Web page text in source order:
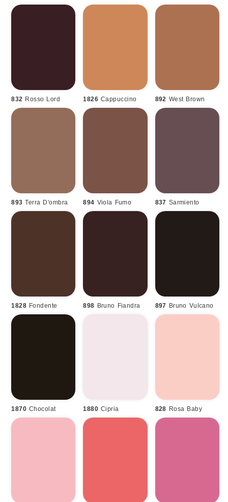
832 Rosso Lord 1826 Cappuccino 892 West Brown
893 Terra D'ombra 894 Viola Fumo 837 Sarmiento
1828 Fondente 898 Bruno Fiandra 897 Bruno Vulcano
1870 Chocolat 1880 Cipria 828 Rosa Baby